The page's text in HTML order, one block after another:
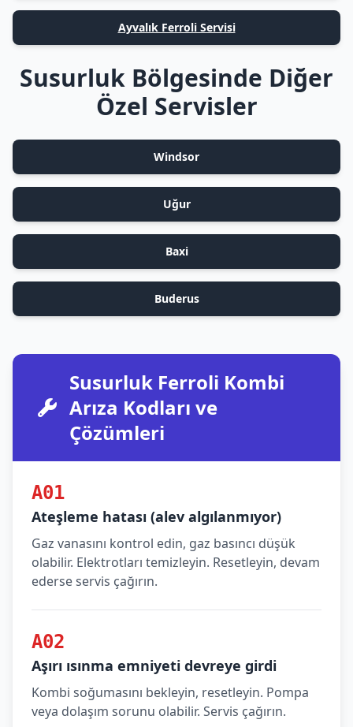
Ayvalık Ferroli Servisi
Susurluk Bölgesinde Diğer
Özel Servisler
Windsor
Uğur
Baxi
Buderus
Susurluk Ferroli Kombi
Arıza Kodları ve
Çözümleri
A01
Ateşleme hatası (alev algılanmıyor)
Gaz vanasını kontrol edin, gaz basıncı düşük
olabilir. Elektrotları temizleyin. Resetleyin, devam
ederse servis çağırın.
A02
Aşırı ısınma emniyeti devreye girdi
Kombi soğumasını bekleyin, resetleyin. Pompa
veya dolaşım sorunu olabilir. Servis çağırın.